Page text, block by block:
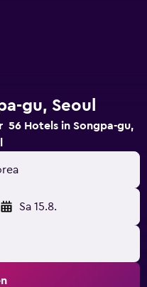
gu, Seoul
56 Hotels in Songpa-gu,
Sa 15.8.